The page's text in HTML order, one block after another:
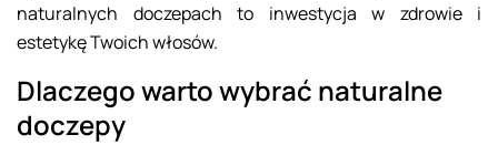
naturalnych doczepach to inwestycja w zdrowie i
estetykę Twoich włosów.
Dlaczego warto wybrać naturalne
doczepy